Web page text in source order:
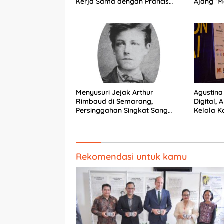
Menyusuri Jejak Arthur
Rimbaud di Semarang,
Persinggahan Singkat Sang
Digital,
Kelola
Rekomendasi untuk kamu